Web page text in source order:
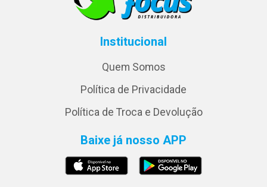
Institucional
Quem Somos
Política de Privacidade
Política de Troca e Devolução
Baixe já nosso APP